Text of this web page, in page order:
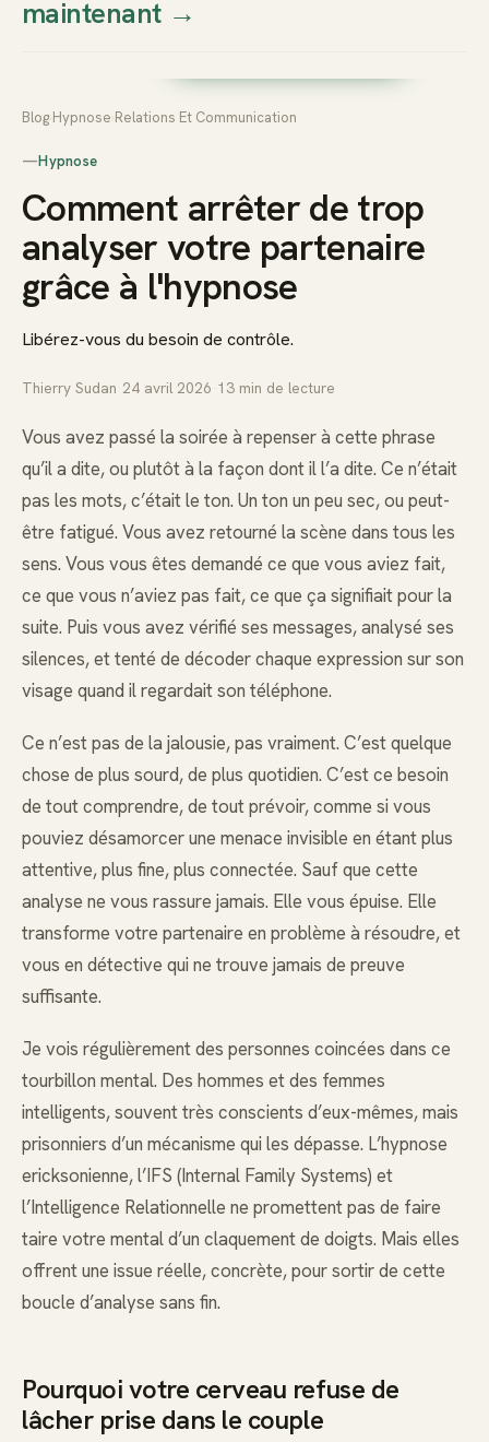
Thierry
Prendre rendez-vous dès
maintenant→
Blog Hypnose Relations Et Communication
—Hypnose
Comment arrêter de trop
analyser votre partenaire
grâce à l'hypnose
Libérez-vous du besoin de contrôle.
Thierry Sudan 24 avril 2026 13 min de lecture
Vous avez passé la soirée à repenser à cette phrase
qu’il a dite, ou plutôt à la façon dont il l’a dite. Ce n’était
pas les mots, c’était le ton. Un ton un peu sec, ou peut-
être fatigué. Vous avez retourné la scène dans tous les
sens. Vous vous êtes demandé ce que vous aviez fait,
ce que vous n’aviez pas fait, ce que ça signifiait pour la
suite. Puis vous avez vérifié ses messages, analysé ses
silences, et tenté de décoder chaque expression sur son
visage quand il regardait son téléphone.
Ce n’est pas de la jalousie, pas vraiment. C’est quelque
chose de plus sourd, de plus quotidien. C’est ce besoin
de tout comprendre, de tout prévoir, comme si vous
pouviez désamorcer une menace invisible en étant plus
attentive, plus fine, plus connectée. Sauf que cette
analyse ne vous rassure jamais. Elle vous épuise. Elle
transforme votre partenaire en problème à résoudre, et
vous en détective qui ne trouve jamais de preuve
suffisante.
Je vois régulièrement des personnes coincées dans ce
tourbillon mental. Des hommes et des femmes
intelligents, souvent très conscients d’eux-mêmes, mais
prisonniers d’un mécanisme qui les dépasse. L’hypnose
ericksonienne, l’IFS (Internal Family Systems) et
l’Intelligence Relationnelle ne promettent pas de faire
taire votre mental d’un claquement de doigts. Mais elles
offrent une issue réelle, concrète, pour sortir de cette
boucle d’analyse sans fin.
Pourquoi votre cerveau refuse de
lâcher prise dans le couple